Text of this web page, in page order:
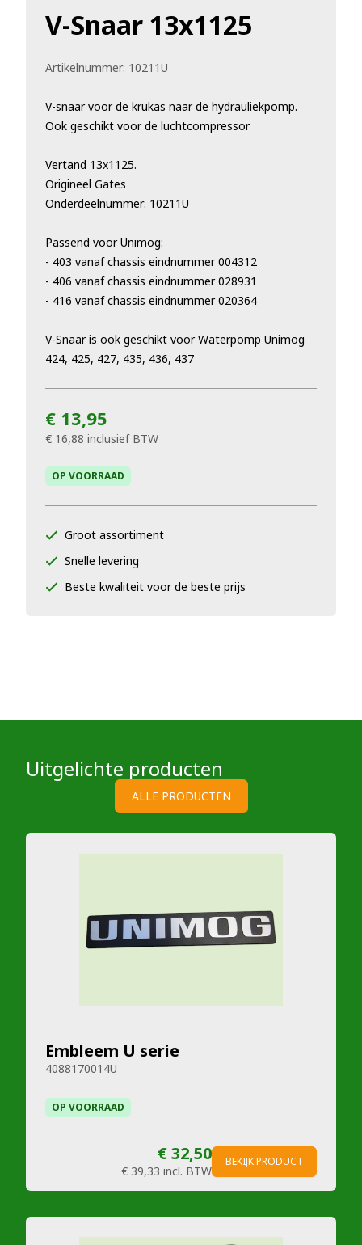
V-Snaar 13x1125
Artikelnummer: 10211U
V-snaar voor de krukas naar de hydrauliekpomp.
Ook geschikt voor de luchtcompressor
Vertand 13x1125.
Origineel Gates
Onderdeelnummer: 10211U
Passend voor Unimog:
- 403 vanaf chassis eindnummer 004312
- 406 vanaf chassis eindnummer 028931
- 416 vanaf chassis eindnummer 020364
V-Snaar is ook geschikt voor Waterpomp Unimog
424, 425, 427, 435, 436, 437
€ 13,95
€ 16,88 inclusief BTW
OP VOORRAAD
Groot assortiment
Snelle levering
Beste kwaliteit voor de beste prijs
Uitgelichte producten
ALLE PRODUCTEN
Embleem U serie
4088170014U
OP VOORRAAD
€ 32,50
€ 39,33 incl. BTW
BEKIJK PRODUCT